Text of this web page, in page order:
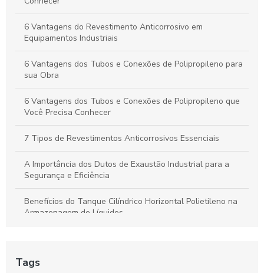
Duto de Polipropileno: Benefícios para Projetos Sustentáveis
e de Alto Desempenho
6 Vantagens do Revestimento Anticorrosivo em
Equipamentos Industriais
6 Vantagens dos Tubos e Conexões de Polipropileno para
sua Obra
6 Vantagens dos Tubos e Conexões de Polipropileno que
Você Precisa Conhecer
7 Tipos de Revestimentos Anticorrosivos Essenciais
A Importância dos Dutos de Exaustão Industrial para a
Segurança e Eficiência
Benefícios do Tanque Cilíndrico Horizontal Polietileno na
Armazenagem de Líquidos
Chapa de polipropileno é a solução ideal para suas
Tags